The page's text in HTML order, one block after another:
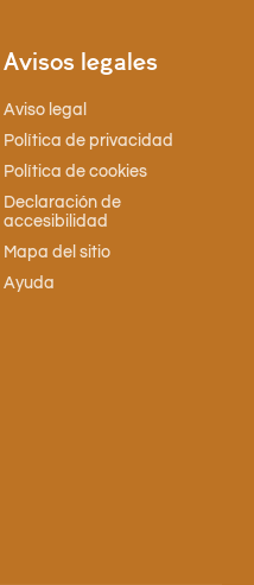
Avisos legales
Aviso legal
Política de privacidad
Política de cookies
Declaración de
accesibilidad
Mapa del sitio
Ayuda